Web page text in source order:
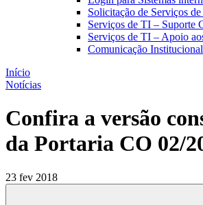
Solicitação de Serviços
Serviços de TI – Suporte
Serviços de TI – Apoio
Comunicação Institucional
Início
Notícias
Confira a versão
da Portaria CO 02/
23 fev 2018